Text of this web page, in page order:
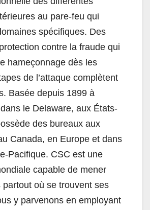
au pare-feu qui
spécifiques. Des
contre la fraude qui
hameçonnage dès les
de l’attaque complètent
Basée depuis 1899 à
le Delaware, aux États-
des bureaux aux
Canada, en Europe et dans
Pacifique. CSC est une
capable de mener
partout où se trouvent ses
y parvenons en employant